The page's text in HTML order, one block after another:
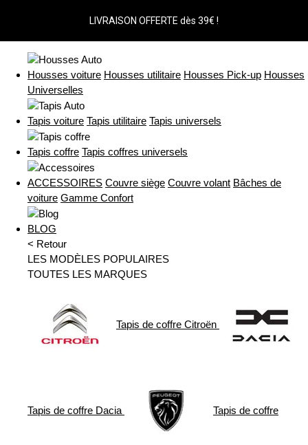
LIVRAISON OFFERTE dès 39€ !
Housses voiture Housses utilitaire Housses Pick-up Housses
Universelles
Tapis voiture Tapis utilitaire Tapis universels
Tapis coffre Tapis coffres universels
ACCESSOIRES Couvre siège Couvre volant Bâches de
voiture Gamme Confort
BLOG
< Retour
LES MODÈLES POPULAIRES
TOUTES LES MARQUES
Tapis de coffre Citroën
Tapis de coffre Dacia Tapis de coffre